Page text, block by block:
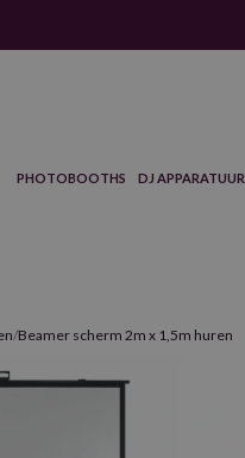
PHOTOBOOTHS DJ APPARATUUR
/Beamer scherm 2m x 1,5m huren